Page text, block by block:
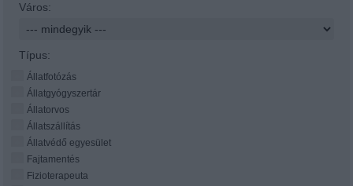
Város:
Típus:
Állatfotózás
Állatgyógyszertár
Állatorvos
Állatszállítás
Állatvédő egyesület
Fajtamentés
Fizioterapeuta